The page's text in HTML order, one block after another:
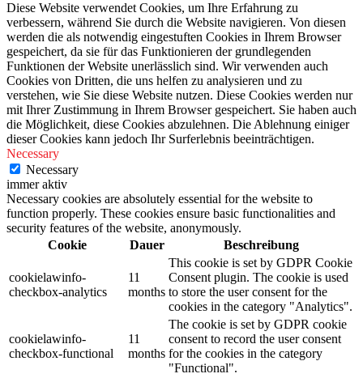
Diese Website verwendet Cookies, um Ihre Erfahrung zu
verbessern, während Sie durch die Website navigieren. Von diesen
werden die als notwendig eingestuften Cookies in Ihrem Browser
gespeichert, da sie für das Funktionieren der grundlegenden
Funktionen der Website unerlässlich sind. Wir verwenden auch
Cookies von Dritten, die uns helfen zu analysieren und zu
verstehen, wie Sie diese Website nutzen. Diese Cookies werden nur
mit Ihrer Zustimmung in Ihrem Browser gespeichert. Sie haben auch
die Möglichkeit, diese Cookies abzulehnen. Die Ablehnung einiger
dieser Cookies kann jedoch Ihr Surferlebnis beeinträchtigen.
Necessary
Necessary
immer aktiv
Necessary cookies are absolutely essential for the website to
function properly. These cookies ensure basic functionalities and
security features of the website, anonymously.
Cookie
Dauer Beschreibung
cookielawinfo-
checkbox-analytics
11
months
This cookie is set by GDPR Cookie
Consent plugin. The cookie is used
to store the user consent for the
cookies in the category "Analytics".
cookielawinfo-
checkbox-functional
11
months
The cookie is set by GDPR cookie
consent to record the user consent
for the cookies in the category
"Functional".